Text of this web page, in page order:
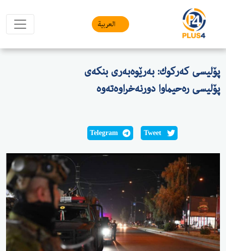
العربیة
پۆلیسی كه‌ركوك: به‌رێوه‌به‌ری بنكه‌ی
پۆلیسی ره‌حیماوا دورنه‌خراوه‌ته‌وه‌
Tweet
Telegram